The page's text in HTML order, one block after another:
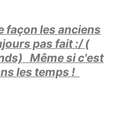
façon les anciens
pas fait :/ (
Même si c'est
les temps !